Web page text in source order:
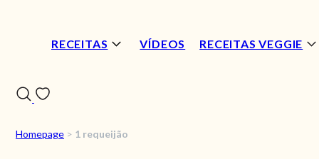
RECEITAS VÍDEOS RECEITAS VEGGIE
Homepage > 1 requeijão